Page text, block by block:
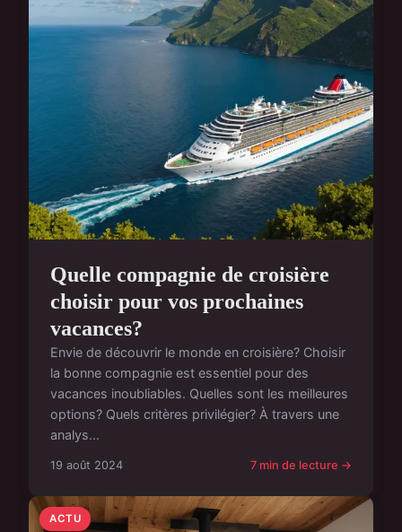
Quelle compagnie de croisière
choisir pour vos prochaines
vacances?
Envie de découvrir le monde en croisière? Choisir
la bonne compagnie est essentiel pour des
vacances inoubliables. Quelles sont les meilleures
options? Quels critères privilégier? À travers une
analys...
19 août 2024 7 min de lecture →
ACTU